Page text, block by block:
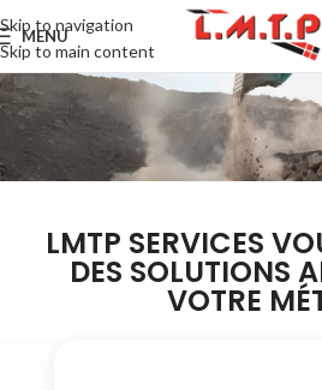
Skip to navigation
Skip to main content
MENU
LMTP SERVICES
DES SOLUTIONS
VOTRE